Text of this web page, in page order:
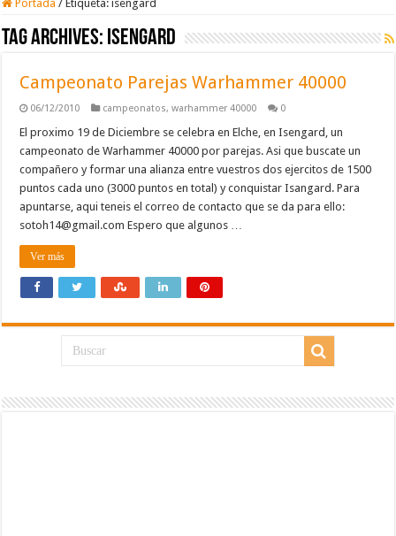
Portada / Etiqueta:isengard
Tag Archives: isengard
Campeonato Parejas Warhammer 40000
06/12/2010 campeonatos,warhammer 40000 0
El proximo 19 de Diciembre se celebra en Elche, en Isengard, un
campeonato de Warhammer 40000 por parejas. Asi que buscate un
compañero y formar una alianza entre vuestros dos ejercitos de 1500
puntos cada uno (3000 puntos en total) y conquistar Isangard. Para
apuntarse, aqui teneis el correo de contacto que se da para ello:
sotoh14@gmail.com Espero que algunos …
Ver más